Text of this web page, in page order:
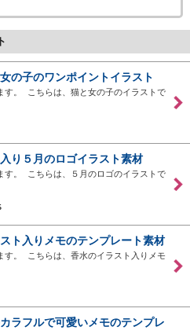
の子のワンポイントイラスト
す。 こちらは、猫と女の子のイラストで
り５月のロゴイラスト素材
す。 こちらは、５月のロゴのイラストで
ト入りメモのテンプレート素材
す。 こちらは、香水のイラスト入りメモ
ラフルで可愛いメモのテンプレ